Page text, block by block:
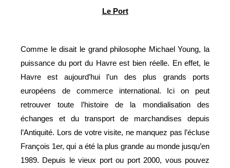
Le Port
Comme le disait le grand philosophe Michael Young, la
puissance du port du Havre est bien réelle. En effet, le
Havre est aujourd’hui l’un des plus grands ports
européens de commerce international. Ici on peut
retrouver toute l’histoire de la mondialisation des
échanges et du transport de marchandises depuis
l’Antiquité. Lors de votre visite, ne manquez pas l’écluse
François 1er, qui a été la plus grande au monde jusqu’en
1989. Depuis le vieux port ou port 2000, vous pouvez